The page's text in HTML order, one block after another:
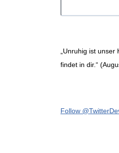
„Unruhig ist unser
findet in dir.“
Follow